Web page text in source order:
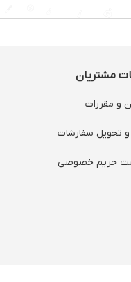
مشتریان
و مقررات
و‌ تحویل سفارشات
حریم خصوصی